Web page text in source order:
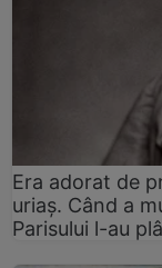
Era adorat de
uriaș. Când a
Parisului l-au